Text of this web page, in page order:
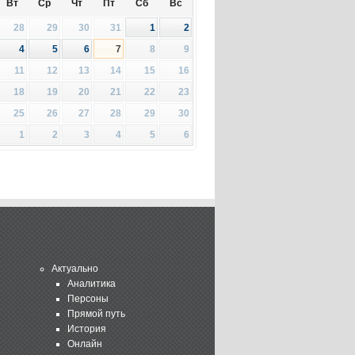
Вт Ср Чт Пт Сб Вс
28 29 30 31 1
2
4
5 6 7 8
9
11
12 13 14 15
16
18
19 20 21 22
23
25
26 27 28 29
30
1
2 3 4 5 6
Актуально
Аналитика
Персоны
Прямой путь
История
Онлайн